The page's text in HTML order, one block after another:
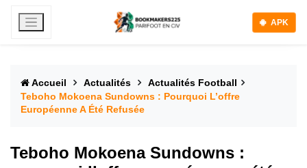
APK
Accueil Actualités
Actualités Football
Teboho Mokoena Sundowns : Pourquoi L’offre
Européenne A Été Refusée
Teboho Mokoena Sundowns :